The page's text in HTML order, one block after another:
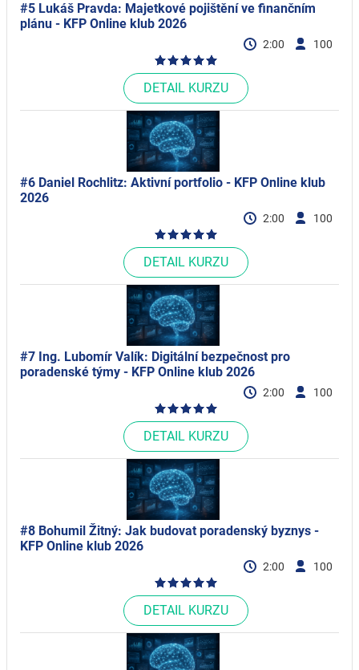
#5 Lukáš Pravda: Majetkové pojištění ve finančním
plánu​ - KFP Online klub 2026
2:00 100
DETAIL KURZU
#6 Daniel Rochlitz: Aktivní portfolio - KFP Online klub
2026
2:00 100
DETAIL KURZU
#7 Ing. Lubomír Valík: Digitální bezpečnost pro
poradenské týmy - KFP Online klub 2026
2:00 100
DETAIL KURZU
#8 Bohumil Žitný: Jak budovat poradenský byznys -
KFP Online klub 2026
2:00 100
DETAIL KURZU